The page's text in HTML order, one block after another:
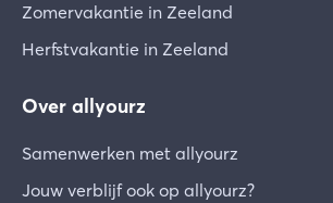
Zomervakantie in Zeeland
Herfstvakantie in Zeeland
Over allyourz
Samenwerken met allyourz
Jouw verblijf ook op allyourz?